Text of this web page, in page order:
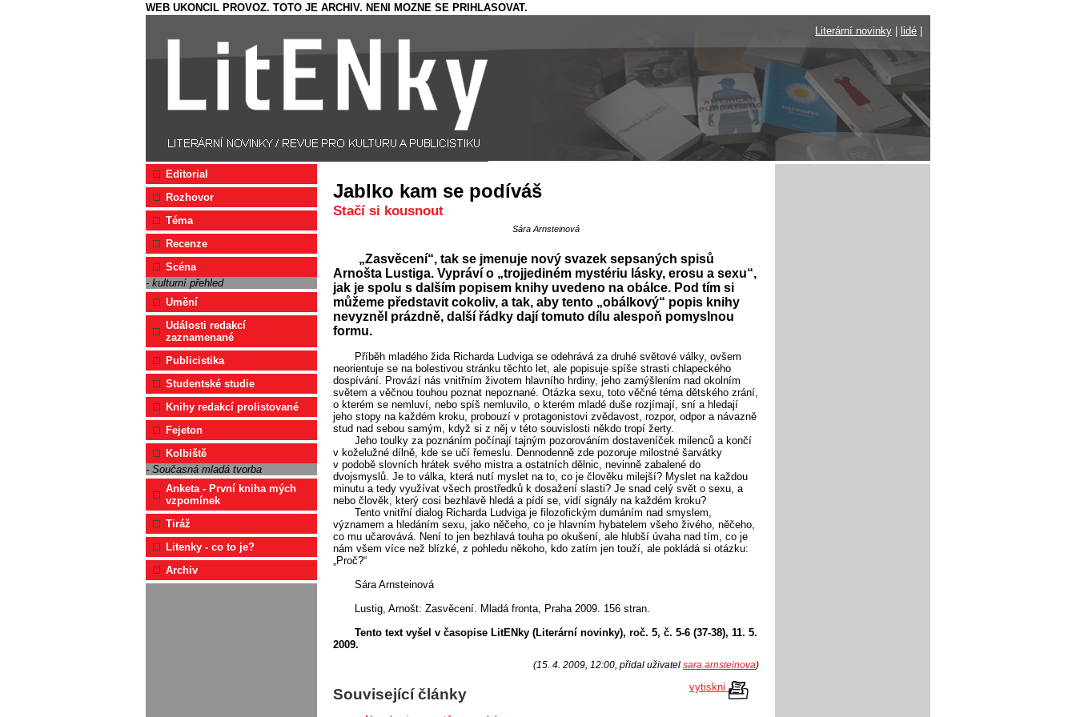
WEB UKONCIL PROVOZ. TOTO JE ARCHIV. NENI MOZNE SE PRIHLASOVAT.
Literární novinky
lidé
Editorial
Rozhovor
Téma
Recenze
Scéna
- kulturní přehled
Umění
Události redakcí
zaznamenané
Publicistika
Studentské studie
Knihy redakcí prolistované
Fejeton
Kolbiště
- Současná mladá tvorba
Anketa - První kniha mých
vzpomínek
Tiráž
Litenky - co to je?
Archiv
Jablko kam se podíváš
Stačí si kousnout
Sára Arnsteinová
„Zasvěcení“, tak se jmenuje nový svazek sepsaných spisů
Arnošta Lustiga. Vypráví o „trojjediném mystériu lásky, erosu a sexu“,
jak je spolu s dalším popisem knihy uvedeno na obálce. Pod tím si
můžeme představit cokoliv, a tak, aby tento „obálkový“ popis knihy
nevyzněl prázdně, další řádky dají tomuto dílu alespoň pomyslnou
formu.
Příběh mladého žida Richarda Ludviga se odehrává za druhé světové války, ovšem
neorientuje se na bolestivou stránku těchto let, ale popisuje spíše strasti chlapeckého
dospívání. Provází nás vnitřním životem hlavního hrdiny, jeho zamýšlením nad okolním
světem a věčnou touhou poznat nepoznané. Otázka sexu, toto věčné téma dětského zrání,
o kterém se nemluví, nebo spíš nemluvilo, o kterém mladé duše rozjímají, sní a hledají
jeho stopy na každém kroku, probouzí v protagonistovi zvědavost, rozpor, odpor a návazně
stud nad sebou samým, když si z něj v této souvislosti někdo tropí žerty.
Jeho toulky za poznáním počínají tajným pozorováním dostaveníček milenců a končí
v koželužné dílně, kde se učí řemeslu. Dennodenně zde pozoruje milostné šarvátky
v podobě slovních hrátek svého mistra a ostatních dělnic, nevinně zabalené do
dvojsmyslů. Je to válka, která nutí myslet na to, co je člověku milejší? Myslet na každou
minutu a tedy využívat všech prostředků k dosažení slasti? Je snad celý svět o sexu, a
nebo člověk, který cosi bezhlavě hledá a pídí se, vidí signály na každém kroku?
Tento vnitřní dialog Richarda Ludviga je filozofickým dumáním nad smyslem,
významem a hledáním sexu, jako něčeho, co je hlavním hybatelem všeho živého, něčeho,
co mu učarovává. Není to jen bezhlavá touha po okušení, ale hlubší úvaha nad tím, co je
nám všem více než blízké, z pohledu někoho, kdo zatím jen touží, ale pokládá si otázku:
„Proč?“
Sára Arnsteinová
Lustig, Arnošt: Zasvěcení. Mladá fronta, Praha 2009. 156 stran.
Tento text vyšel v časopise LitENky (Literární novinky), roč. 5, č. 5-6 (37-38), 11. 5.
2009.
(15. 4. 2009, 12:00, přidal uživatel sara.arnsteinova)
vytiskni
Související články